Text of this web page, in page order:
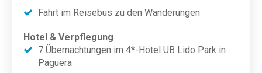
Fahrt im Reisebus zu den Wanderungen
Hotel & Verpflegung
7 Übernachtungen im 4*-Hotel UB Lido Park in
Paguera